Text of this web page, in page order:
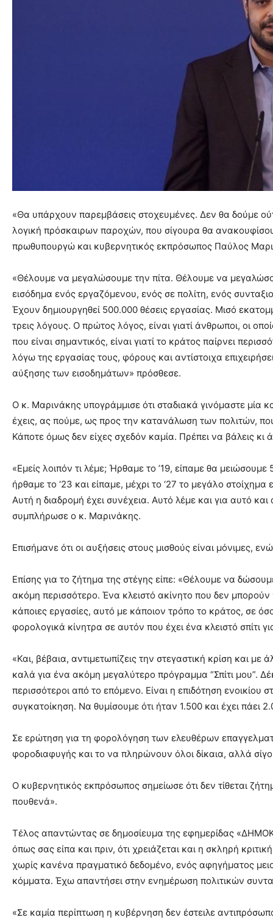
«Θα υπάρχουν παρεμβάσεις στοχευμένες. Δεν θα δούμε
λογική πρόσκαιρων παροχών, που σίγουρα θα
πρωθυπουργώ και κυβερνητικός εκπρόσωπος Παύλος
«Θέλουμε να μεγαλώσουμε την πίτα. Θέλουμε να
εισόδημα ενός εργαζόμενου, ενός σε πολίτη, ενός
Έχουν δημιουργηθεί 500.000 θέσεις εργασίας. Μισό
τρεις λόγους. Ο πρώτος λόγος, είναι γιατί άνθρωποι, οι
που είναι σημαντικός, είναι γιατί το κράτος παίρνει
λόγω της εργασίας τους, φόρους και αντίστοιχα
αύξησης των εισοδημάτων» πρόσθεσε.
Ο κ. Μαρινάκης υπογράμμισε ότι σταδιακά γινόμαστε
έχεις, ας πούμε, ως προς την κατανάλωση των πολιτών,
Κάποτε όμως δεν είχες σχεδόν καμία. Πρέπει να βάλεις
«Εμείς λοιπόν τι λέμε; Ήρθαμε το ’19, είπαμε θα
ήρθαμε το ‘23 και είπαμε, μέχρι το ‘27 το μεγάλο
Αυτή η διαδρομή έχει συνέχεια. Αυτό λέμε και για αυτό
συμπλήρωσε ο κ. Μαρινάκης.
Επισήμανε ότι οι αυξήσεις στους μισθούς είναι μόνιμες,
Επίσης για το ζήτημα της στέγης είπε: «Θέλουμε να
ακόμη περισσότερο. Ένα κλειστό ακίνητο που δεν
κάποιες εργασίες, αυτό με κάποιον τρόπο το κράτος, σε
φορολογικά κίνητρα σε αυτόν που έχει ένα κλειστό σπίτι
«Και, βέβαια, αντιμετωπίζεις την στεγαστική κρίση και
καλά για ένα ακόμη μεγαλύτερο πρόγραμμα “Σπίτι μου”.
περισσότεροι από το επόμενο. Είναι η επιδότηση
συγκατοίκηση. Να θυμίσουμε ότι ήταν 1.500 και έχει πάει
Σε ερώτηση για τη φορολόγηση των ελευθέρων
φοροδιαφυγής και το να πληρώνουν όλοι δίκαια, αλλά
Ο κυβερνητικός εκπρόσωπος σημείωσε ότι δεν τίθεται
πουθενά».
Τέλος απαντώντας σε δημοσίευμα της εφημερίδας
όπως σας είπα και πριν, ότι χρειάζεται και η σκληρή
χωρίς κανένα πραγματικό δεδομένο, ενός αφηγήματος
κόμματα. Έχω απαντήσει στην ενημέρωση πολιτικών
«Σε καμία περίπτωση η κυβέρνηση δεν έστειλε